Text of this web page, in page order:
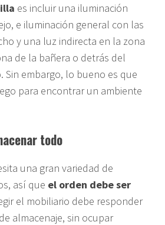
es incluir una iluminación
e iluminación general con las
y una luz indirecta en la zona
de la bañera o detrás del
Sin embargo, lo bueno es que
para encontrar un ambiente
todo
una gran variedad de
así que el orden debe ser
el mobiliario debe responder
almacenaje, sin ocupar